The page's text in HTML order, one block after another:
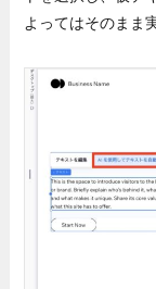
よってはそのまま